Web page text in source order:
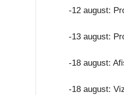
-12 august:
-13 august:
-18 august:
-18 august: